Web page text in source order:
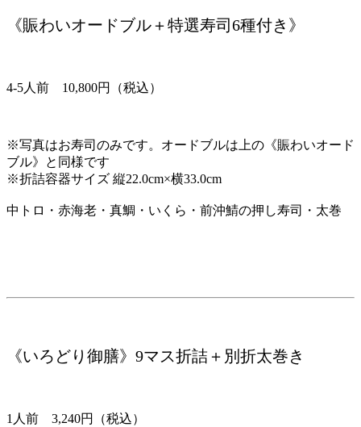
《賑わいオードブル＋特選寿司6種付き》
4-5人前 10,800円（税込）
※写真はお寿司のみです。オードブルは上の《賑わいオード
ブル》と同様です
※折詰容器サイズ 縦22.0cm×横33.0cm
中トロ・赤海老・真鯛・いくら・前沖鯖の押し寿司・太巻
《いろどり御膳》9マス折詰＋別折太巻き
1人前 3,240円（税込）